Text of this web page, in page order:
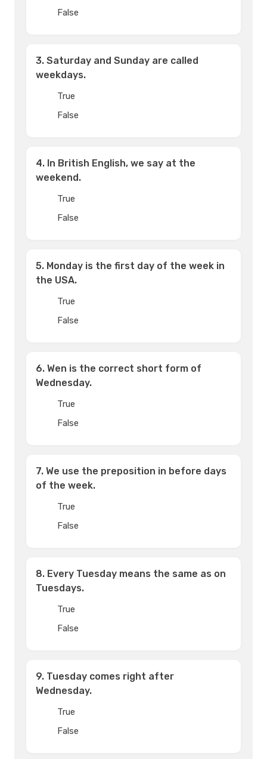
False
3. Saturday and Sunday are called
weekdays.
True
False
4. In British English, we say at the
weekend.
True
False
5. Monday is the first day of the week in
the USA.
True
False
6. Wen is the correct short form of
Wednesday.
True
False
7. We use the preposition in before days
of the week.
True
False
8. Every Tuesday means the same as on
Tuesdays.
True
False
9. Tuesday comes right after
Wednesday.
True
False